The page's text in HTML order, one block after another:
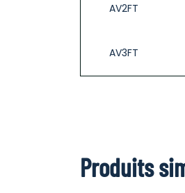
AV2FT
AV3FT
Produits